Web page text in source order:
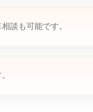
談も可能です。